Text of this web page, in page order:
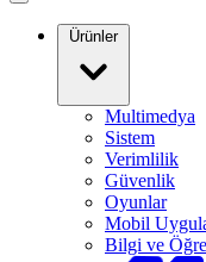
Ürünler
Multimedya
Sistem
Verimlilik
Güvenlik
Oyunlar
Mobil
Bilgi ve